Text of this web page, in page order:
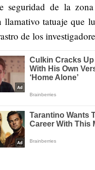
seguridad de la
llamativo tatuaje que
de los